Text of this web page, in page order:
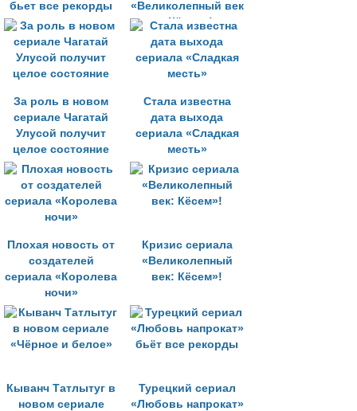
бьет все рекорды
«Великолепный век
- Кёсем»!
За роль в новом
сериале Чагатай
Улусой получит
целое состояние
Стала известна
дата выхода
сериала «Сладкая
месть»
Плохая новость от
создателей
сериала «Королева
ночи»
Кризис сериала
«Великолепный
век: Кёсем»!
Кыванч Татлытуг в
новом сериале
Турецкий сериал
«Любовь напрокат»